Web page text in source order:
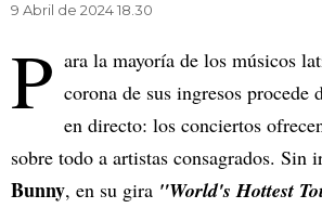
9 Abril de 2024 18.30
P ara la mayoría de los músicos
corona de sus ingresos procede
en directo: los conciertos
sobre todo a artistas consagrados. Sin
Bunny, en su gira "World's Hottest